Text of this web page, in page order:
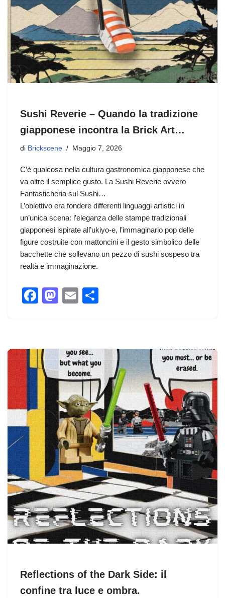
Sushi Reverie – Quando la tradizione
giapponese incontra la Brick Art…
di Brickscene Maggio 7, 2026
C’è qualcosa nella cultura gastronomica giapponese che
va oltre il semplice gusto. La Sushi Reverie ovvero
Fantasticheria sul Sushi…
L’obiettivo era fondere differenti linguaggi artistici in
un’unica scena: l’eleganza delle stampe tradizionali
giapponesi ispirate all’ukiyo-e, l’immaginario pop delle
figure costruite con mattoncini e il gesto simbolico delle
bacchette che sollevano un pezzo di sushi sospeso tra
realtà e immaginazione.
F
b
o
o
k
M
d
o
n
E
vi
di
Reflections of the Dark Side: il
confine tra luce e ombra.